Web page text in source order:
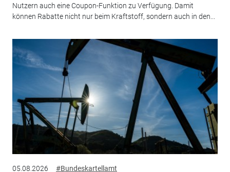
Nutzern auch eine Coupon-Funktion zu Verfügung. Damit
können Rabatte nicht nur beim Kraftstoff, sondern auch in den...
05.08.2026 #Bundeskartellamt